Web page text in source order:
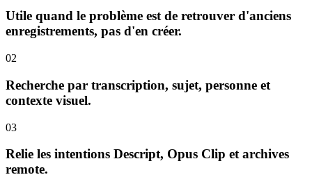
Utile quand le problème est de retrouver d'anciens
enregistrements, pas d'en créer.
02
Recherche par transcription, sujet, personne et
contexte visuel.
03
Relie les intentions Descript, Opus Clip et archives
remote.